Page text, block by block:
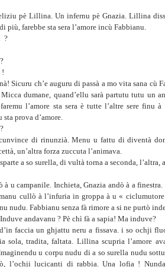
pè Lillina. Un infernu pè Gnazia. Lillina
più, farebbe sta sera l’amore incù Fabbianu.
?
!
Sicuru ch’e auguru di passà a mo vita sana cù
dumane, quand’ellu sarà partutu tutu un
l’amore sta sera è tutte l’altre sere finu
sta prova d’amore.
di rinunzià. Menu u fattu di diventà
un’altra forza zuccuta l’animava.
a so surella, di vultà torna a seconda, l’altra,
à u campanile. Inchieta, Gnazia andò à a
cullò à l’infuria in groppa à u «
nudu. Fabbianu senza fà rimore a si ne purtò
andavanu ? Pè chì fà a sapia! Ma induve?
faccia un ghjattu neru a fissava. i so ochji
sola, tradita, faltata. Lillina scupria l’amore
u corpu nudu di a so surella nudu
l’ochji lucicanti di rabbia. Una lofia !